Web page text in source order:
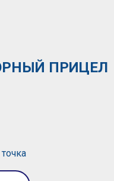
ПРИЦЕЛ
точка